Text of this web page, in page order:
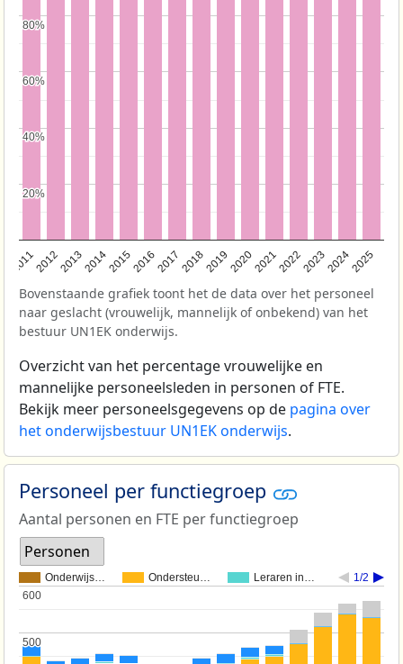
201120122013201420152016201720182019202020212022202320242025
20%
20%
40%
40%
60%
60%
80%
80%
Bovenstaande grafiek toont het de data over het personeel
naar geslacht (vrouwelijk, mannelijk of onbekend) van het
bestuur UN1EK onderwijs.
Overzicht van het percentage vrouwelijke en
mannelijke personeelsleden in personen of FTE.
Bekijk meer personeelsgegevens op de pagina over
het onderwijsbestuur UN1EK onderwijs.
Personeel per functiegroep
Aantal personen en FTE per functiegroep
Personen
Onderwijs… Ondersteu… Leraren in… 1/2
500
500
600
600